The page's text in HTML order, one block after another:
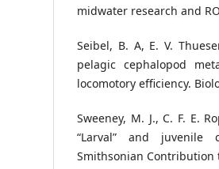
midwater research and
Seibel, B. A, E. V.
pelagic cephalopod
locomotory efficiency.
Sweeney, M. J., C. F. E.
“Larval” and juvenile
Smithsonian Contribution